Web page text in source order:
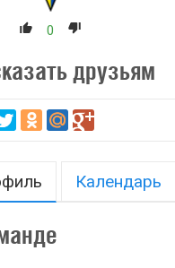
0
друзьям
Календарь